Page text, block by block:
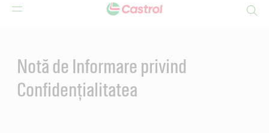
Notă de Informare privind
Confidențialitatea